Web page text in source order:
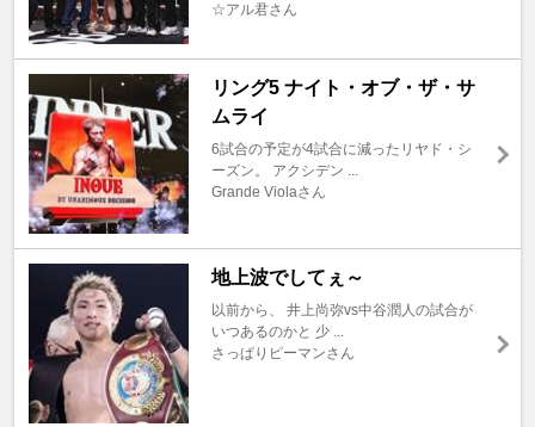
☆アル君さん
リング5 ナイト・オブ・ザ・サ
ムライ
6試合の予定が4試合に減ったリヤド・シ
ーズン。 アクシデン ...
Grande Violaさん
地上波でしてぇ～
以前から、 井上尚弥vs中谷潤人の試合が
いつあるのかと 少 ...
さっぱりピーマンさん